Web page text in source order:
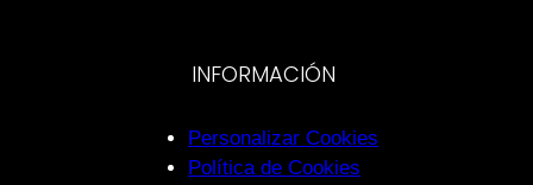
INFORMACIÓN
Personalizar Cookies
Política de Cookies